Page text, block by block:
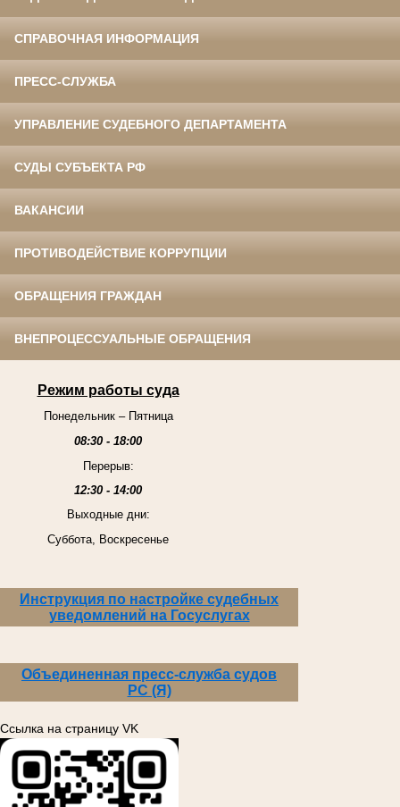
СПРАВОЧНАЯ ИНФОРМАЦИЯ
ПРЕСС-СЛУЖБА
УПРАВЛЕНИЕ СУДЕБНОГО ДЕПАРТАМЕНТА
СУДЫ СУБЪЕКТА РФ
ВАКАНСИИ
ПРОТИВОДЕЙСТВИЕ КОРРУПЦИИ
ОБРАЩЕНИЯ ГРАЖДАН
ВНЕПРОЦЕССУАЛЬНЫЕ ОБРАЩЕНИЯ
Режим работы суда
Понедельник – Пятница
08:30 - 18:00
Перерыв:
12:30 - 14:00
Выходные дни:
Суббота, Воскресенье
Инструкция по настройке судебных
уведомлений на Госуслугах
Объединенная пресс-служба судов
РС (Я)
Ссылка на страницу VK